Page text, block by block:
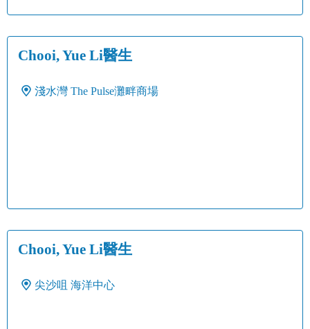
Chooi, Yue Li醫生
淺水灣 The Pulse灘畔商場
Chooi, Yue Li醫生
尖沙咀 海洋中心